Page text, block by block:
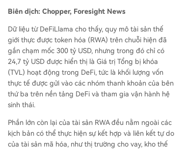
h. Kiến trúc có sự cho phép (permissioned) với c
ơ chế xác thực danh tính và danh sách trắng, nh
ư trường hợp của quỹ BUIDL của BlackRock, đã
tạo ra rào cản lớn cho khả năng kết hợp (compo
sability) của DeFi. Ngược lại, lĩnh vực tín dụng tư
nhân (32,26 tỷ USD) có tỷ lệ thâm nhập DeFi lên
tới 39% nhờ được thiết kế phù hợp ngay từ đầu.
Các trường hợp thành công như USDY của Ond
o, Morpho và Aave Horizon chứng minh rằng R
tư duy cho phép lưu thông tự do. Bài viết chỉ ra r
ằng thị trường RWA hiện chia thành hai nhánh:
một tuân thủ nghiêm ngặt, và một hướng tới tín
Biên dịch: Chopper, Foresight News
Dữ liệu từ DeFiLlama cho thấy, quy mô tài sản thế
giới thực được token hóa (RWA) trên chuỗi hiện đã
gần chạm mốc 300 tỷ USD, nhưng trong đó chỉ có
24,7 tỷ USD được hiển thị là Giá trị Tổng bị khóa
(TVL) hoạt động trong DeFi, tức là khối lượng vốn
thực tế được gửi vào các nhóm thanh khoản của bên
thứ ba trên nền tảng DeFi và tham gia vận hành hệ
sinh thái.
Phần lớn còn lại của tài sản RWA đều nằm ngoài các
kịch bản có thể thực hiện sự kết hợp và liên kết tự do
của tài sản mã hóa, như thị trường cho vay, kho thế